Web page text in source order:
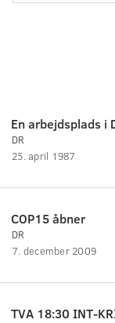
DR
25. april 1987
COP15 åbner
DR
7. december 2009
TVA 18:30 INT-